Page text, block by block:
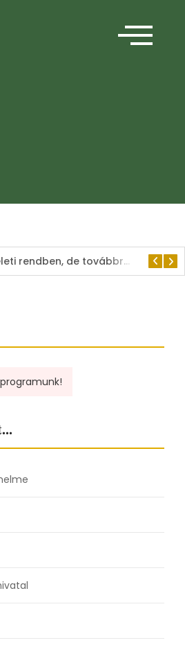
Ügyeleti rendben, de továbbra is a lakosság szolgálatában tart nyitva a Kisvárdai Polgármesteri Hivatal